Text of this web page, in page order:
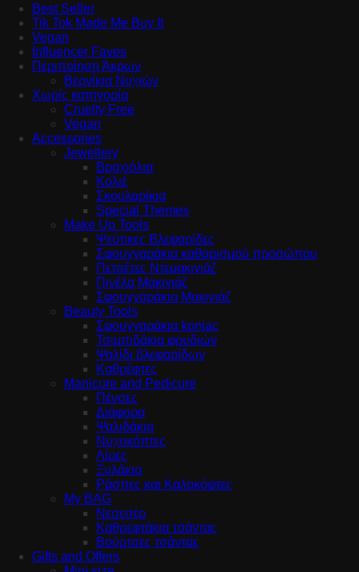
Best Seller
Tik Tok Made Me Buy It
Vegan
Influencer Faves
Περιποίηση Άκρων
Βερνίκια Νυχιών
Χωρίς κατηγορία
Cruelty Free
Vegan
Accessories
Jewellery
Βραχιόλια
Κολιέ
Σκουλαρίκια
Special Themes
Make Up Tools
Ψεύτικες Βλεφαρίδες
Σφουγγαράκια καθαρισμού προσώπου
Πετσέτες Ντεμακιγιάζ
Πινέλα Μακιγιάζ
Σφουγγαράκια Μακιγιάζ
Beauty Tools
Σφουγγαράκια konjac
Τσιμπιδάκια φρυδιών
Ψαλίδι βλεφαρίδων
Καθρέφτες
Manicure and Pedicure
Πένσες
Διάφορα
Ψαλιδάκια
Νυχοκόπτες
Λίμες
Ξυλάκια
Ράσπες και Καλοκόφτες
My BAG
Νεσεσέρ
Καθρεφτάκια τσάντας
Βούρτσες τσάντας
Gifts and Offers